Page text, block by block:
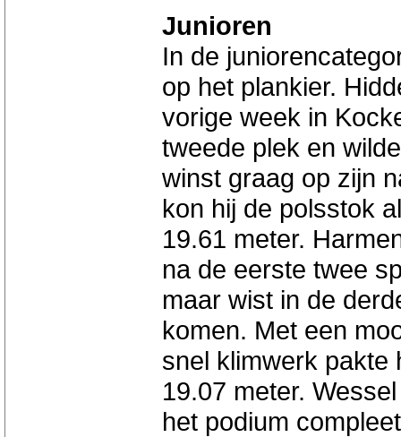
Junioren
In de
op het plankier.
vorige week in
tweede plek en
winst graag op zijn
kon hij de polsstok
19.61 meter.
na de eerste twee
maar wist in de
komen. Met een
snel klimwerk pakte
19.07 meter.
het podium